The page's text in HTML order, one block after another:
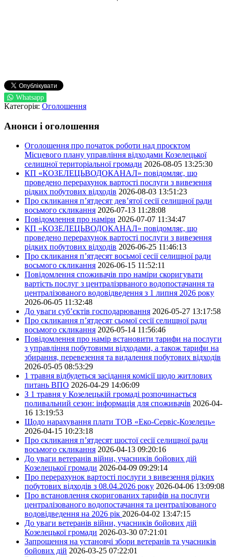
Whatsapp
Категорія: Оголошення
Анонси і оголошення
Оголошення про початок роботи над проєктом
Місцевого плану управління відходами Козелецької
селищної територіальної громади 2026-08-05 13:25:30
КП «КОЗЕЛЕЦЬВОДОКАНАЛ» повідомляє, що
проведено перерахунок вартості послуги з вивезення
рідких побутових відходів 2026-08-03 13:51:23
Про скликання п’ятдесят дев’ятої сесії селищної ради
восьмого скликання 2026-07-13 11:28:08
Повідомлення про наміри 2026-07-07 11:34:47
КП «КОЗЕЛЕЦЬВОДОКАНАЛ» повідомляє, що
проведено перерахунок вартості послуги з вивезення
рідких побутових відходів 2026-06-25 11:46:13
Про скликання п’ятдесят восьмої сесії селищної ради
восьмого скликання 2026-06-15 11:52:11
Повідомлення споживачів про наміри скоригувати
вартість послуг з централізрваного водопостачання та
централізованого водовідведення з 1 липня 2026 року
2026-06-05 11:32:48
До уваги суб’єктів господарювання 2026-05-27 13:17:58
Про скликання п’ятдесят сьомої сесії селищної ради
восьмого скликання 2026-05-14 11:56:46
Повідомлення про намір встановити тарифи на послуги
з управління побутовими відходами, а також тарифи на
збирання, перевезення та видалення побутових відходів
2026-05-05 08:53:29
1 травня відбудеться засідання комісії щодо житлових
питань ВПО 2026-04-29 14:06:09
З 1 травня у Козелецькій громаді розпочинається
поливальний сезон: інформація для споживачів 2026-04-
16 13:19:53
Щодо нарахування плати ТОВ «Еко-Сервіс-Козелець»
2026-04-15 10:23:18
Про скликання п’ятдесят шостої сесії селищної ради
восьмого скликання 2026-04-13 09:20:16
До уваги ветеранів війни, учасників бойових дій
Козелецької громади 2026-04-09 09:29:14
Про перерахунок вартості послуги з вивезення рідких
побутових відходів з 08.04.2026 року 2026-04-06 13:09:08
Про встановлення скоригованих тарифів на послуги
централізованого водопостачання та централізованого
водовідведення на 2026 рік 2026-04-02 13:47:15
До уваги ветеранів війни, учасників бойових дій
Козелецької громади 2026-03-30 07:21:01
Запрошення на установчі збори ветеранів та учасників
бойових дій 2026-03-25 07:22:01